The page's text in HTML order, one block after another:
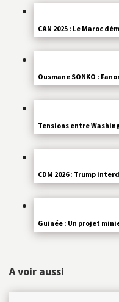
CAN 2025 : Le Maroc
Ousmane SONKO :
Tensions entre
CDM 2026 : Trump
Guinée : Un projet
A voir aussi